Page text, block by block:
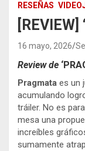
RESEÑAS
16 mayo, 2026
Review de
Pragmata es un
acumulando
tráiler. No es
mesa una
increíbles
sumamente